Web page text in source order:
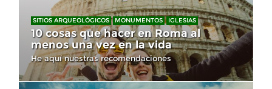
SITIOS ARQUEOLÓGICOS MONUMENTOS IGLESIAS
10 cosas que hacer en Roma al
menos una vez en la vida
He aquí nuestras recomendaciones